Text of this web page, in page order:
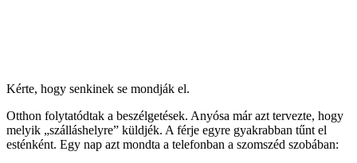
Kérte, hogy senkinek se mondják el.
Otthon folytatódtak a beszélgetések. Anyósa már azt tervezte, hogy
melyik „szálláshelyre” küldjék. A férje egyre gyakrabban tűnt el
esténként. Egy nap azt mondta a telefonban a szomszéd szobában: